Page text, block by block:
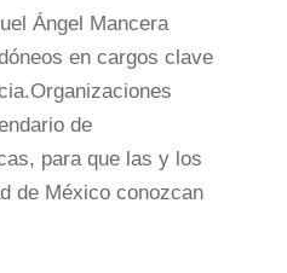
Ángel Mancera
en cargos clave
de
para que las y los
de México conozcan